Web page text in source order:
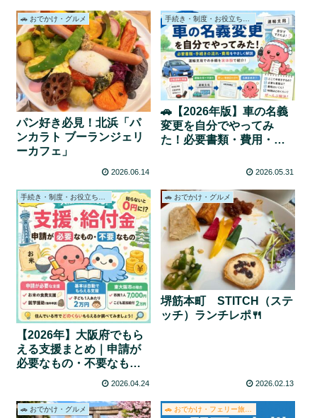
🚗 おでかけ・グルメ
パン好き必見！北浜「パ
ンカラト ブーランジェリ
ーカフェ」
2026.06.14
🚗【2026年版】車の名義
変更を自分でやってみ
た！必要書類・費用・流
2026.05.31
【2026年】大阪府でもら
える支援まとめ｜申請が
必要なもの・不要なもの
をわかりやすく解説
2026.04.24
🚗 おでかけ・グルメ
堺筋本町 STITCH（ステ
ッチ）ランチレポ🍴
2026.02.13
🚗 おでかけ・グルメ